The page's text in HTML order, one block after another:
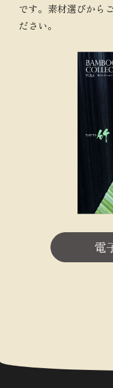
です。素材選びから
ださい。
電